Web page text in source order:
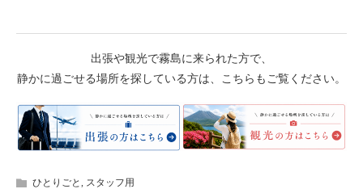
出張や観光で霧島に来られた方で、
静かに過ごせる場所を探している方は、こちらもご覧ください。
ひとりごと , スタッフ用